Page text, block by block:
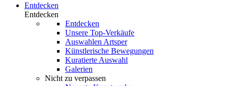
Entdecken
Entdecken
Entdecken
Unsere Top-Verkäufe
Auswahlen Artsper
Künstlerische Bewegungen
Kuratierte Auswahl
Galerien
Nicht zu verpassen